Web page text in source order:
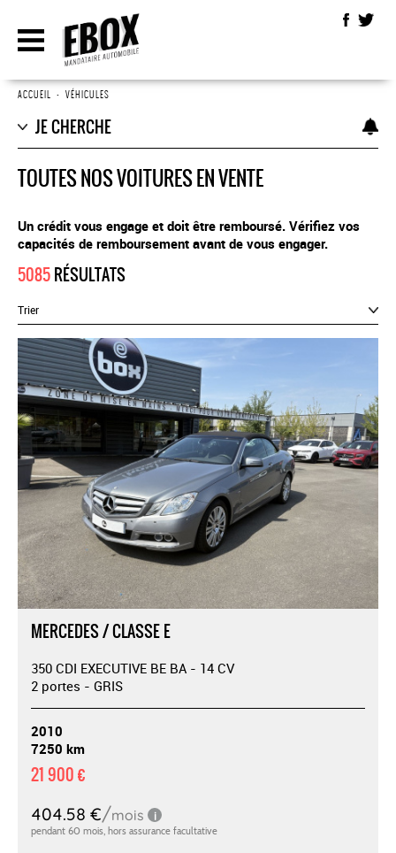
ACCUEIL • VÉHICULES
JE CHERCHE
TOUTES NOS VOITURES EN VENTE
Un crédit vous engage et doit être remboursé. Vérifiez vos
capacités de remboursement avant de vous engager.
5085RÉSULTATS
Trier
MERCEDES / CLASSE E
350 CDI EXECUTIVE BE BA - 14 CV
2 portes - GRIS
2010
7250 km
21 900 €